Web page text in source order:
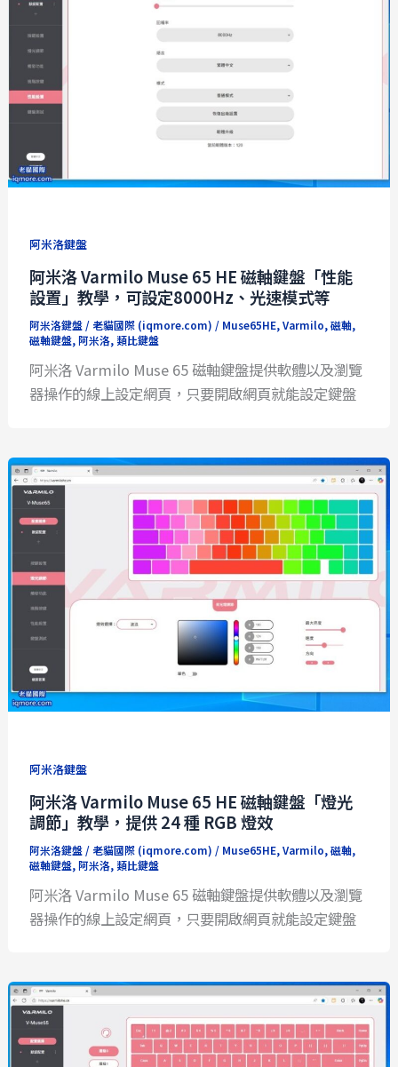
阿米洛鍵盤
阿米洛 Varmilo Muse 65 HE 磁軸鍵盤「性能
設置」教學，可設定8000Hz、光速模式等
阿米洛鍵盤 / 老貓國際 (iqmore.com) / Muse65HE,Varmilo,磁軸,
磁軸鍵盤,阿米洛,類比鍵盤
阿米洛 Varmilo Muse 65 磁軸鍵盤提供軟體以及瀏覽
器操作的線上設定網頁，只要開啟網頁就能設定鍵盤
阿米洛鍵盤
阿米洛 Varmilo Muse 65 HE 磁軸鍵盤「燈光
調節」教學，提供 24 種 RGB 燈效
阿米洛鍵盤 / 老貓國際 (iqmore.com) / Muse65HE,Varmilo,磁軸,
磁軸鍵盤,阿米洛,類比鍵盤
阿米洛 Varmilo Muse 65 磁軸鍵盤提供軟體以及瀏覽
器操作的線上設定網頁，只要開啟網頁就能設定鍵盤